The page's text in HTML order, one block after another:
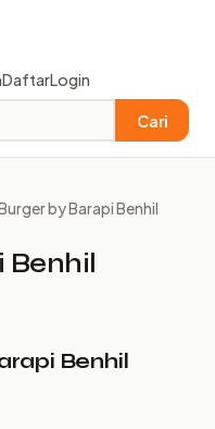
DaftarLogin
Cari
by Barapi Benhil
Benhil
Benhil